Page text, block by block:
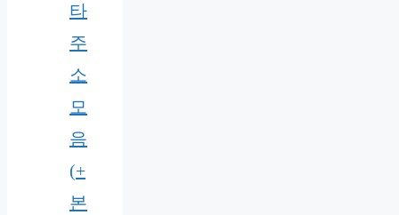
타
주
소
모
음
(+
본